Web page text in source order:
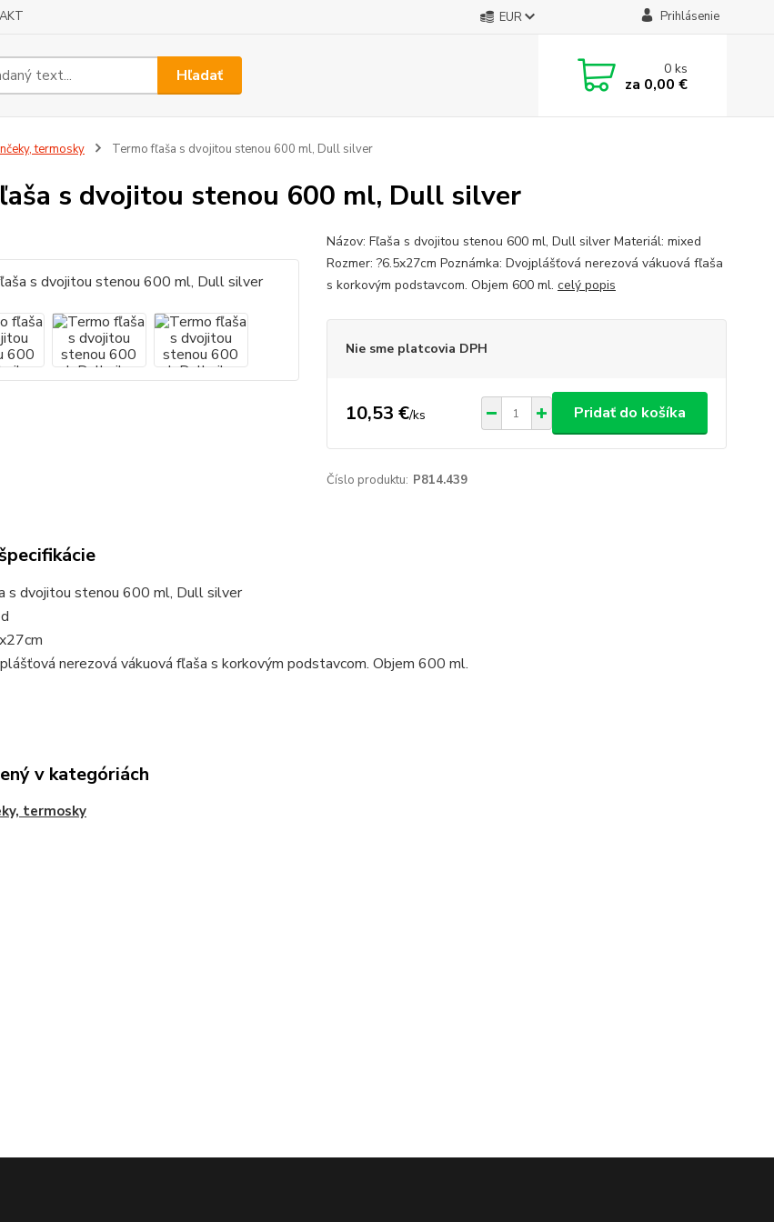
EUR Prihlásenie
Hľadať 0ks
za 0,00 €
termosky Termo fľaša s dvojitou stenou 600 ml, Dull silver
s dvojitou stenou 600 ml, Dull silver
Názov: Fľaša s dvojitou stenou 600 ml, Dull silver Materiál: mixed
Rozmer: ?6.5x27cm Poznámka: Dvojplášťová nerezová vákuová fľaša
s korkovým podstavcom. Objem 600 ml. celý popis
Nie sme platcovia DPH
10,53 €/ks Pridať do košíka
Číslo produktu: P814.439
s dvojitou stenou 600 ml, Dull silver
nerezová vákuová fľaša s korkovým podstavcom. Objem 600 ml.
v kategóriách
termosky